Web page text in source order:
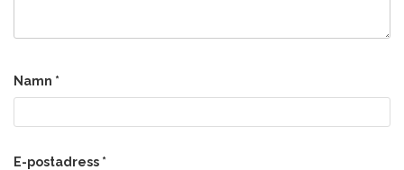
Namn *
E-postadress *